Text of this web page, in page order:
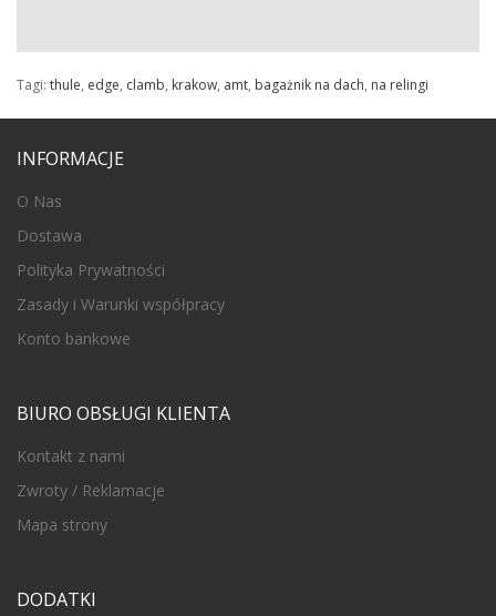
Tagi: thule, edge, clamb, krakow, amt, bagażnik na dach, na relingi
INFORMACJE
O Nas
Dostawa
Polityka Prywatności
Zasady i Warunki współpracy
Konto bankowe
BIURO OBSŁUGI KLIENTA
Kontakt z nami
Zwroty / Reklamacje
Mapa strony
DODATKI